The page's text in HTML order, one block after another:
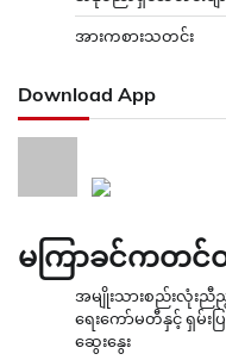
အားကစားသတင်း
Download App
မကြာခင်ကတင်
အမျိုးသားစည်းလုံးညီညွ
ရေးကော်မတီနှင့် ရှမ်း
ဆွေးနွေး